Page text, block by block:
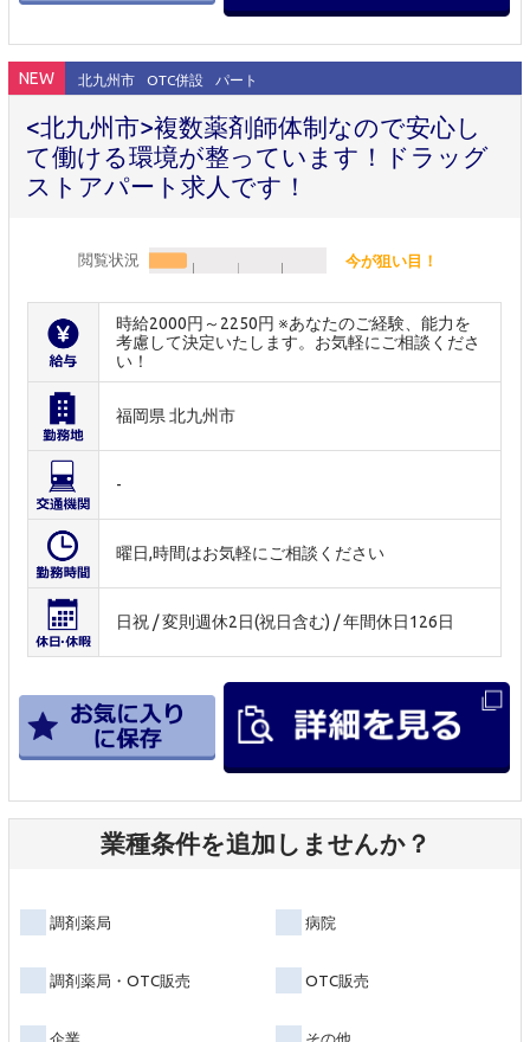
NEW 北九州市 OTC併設 パート
<北九州市>複数薬剤師体制なので安心し
て働ける環境が整っています！ドラッグ
ストアパート求人です！
閲覧状況 今が狙い目！
時給2000円～2250円 ※あなたのご経験、能力を
考慮して決定いたします。お気軽にご相談くださ
い！
福岡県 北九州市
-
曜日,時間はお気軽にご相談ください
日祝 / 変則週休2日(祝日含む) / 年間休日126日
業種条件を追加しませんか？
調剤薬局 病院
調剤薬局・OTC販売 OTC販売